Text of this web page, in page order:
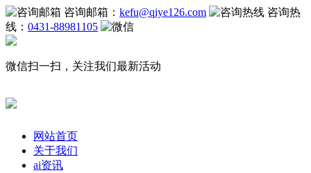
咨询邮箱： kefu@qiye126.com
咨询热
线： 0431-88981105
微信扫一扫，关注我们最新活动
网站首页
关于我们
ai资讯